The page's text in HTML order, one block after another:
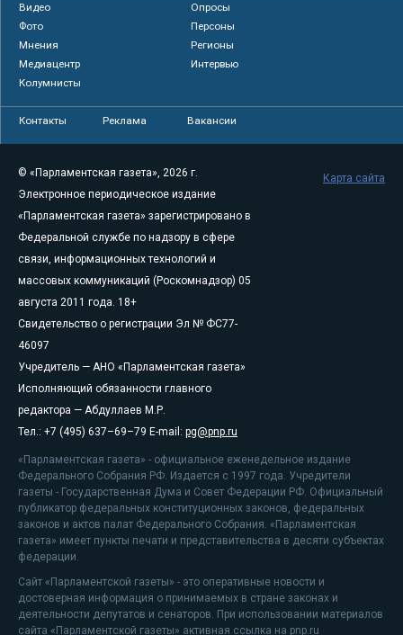
Видео
Опросы
Фото
Персоны
Мнения
Регионы
Медиацентр
Интервью
Колумнисты
Контакты Реклама Вакансии
© «Парламентская газета», 2026 г.
Электронное периодическое издание
«Парламентская газета» зарегистрировано в
Федеральной службе по надзору в сфере
связи, информационных технологий и
массовых коммуникаций (Роскомнадзор) 05
августа 2011 года. 18+
Свидетельство о регистрации Эл № ФС77-
46097
Учредитель — АНО «Парламентская газета»
Исполняющий обязанности главного
редактора — Абдуллаев М.Р.
Тел.: +7 (495) 637–69–79 E-mail: pg@pnp.ru
«Парламентская газета» - официальное еженедельное издание
Федерального Собрания РФ. Издается с 1997 года. Учредители
газеты - Государственная Дума и Совет Федерации РФ. Официальный
публикатор федеральных конституционных законов, федеральных
законов и актов палат Федерального Собрания. «Парламентская
газета» имеет пункты печати и представительства в десяти субъектах
федерации.
Сайт «Парламентской газеты» - это оперативные новости и
достоверная информация о принимаемых в стране законах и
деятельности депутатов и сенаторов. При использовании материалов
сайта «Парламентской газеты» активная ссылка на pnp.ru
Карта сайта